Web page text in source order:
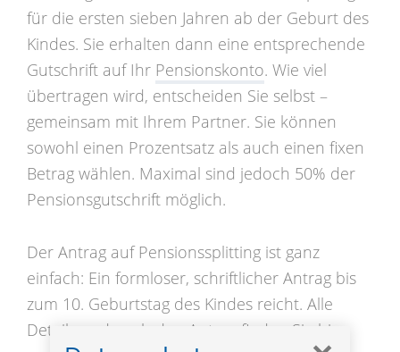
für die ersten sieben Jahren ab der Geburt des
Kindes. Sie erhalten dann eine entsprechende
Gutschrift auf Ihr Pensionskonto. Wie viel
übertragen wird, entscheiden Sie selbst –
gemeinsam mit Ihrem Partner. Sie können
sowohl einen Prozentsatz als auch einen fixen
Betrag wählen. Maximal sind jedoch 50% der
Pensionsgutschrift möglich.
Der Antrag auf Pensionssplitting ist ganz
einfach: Ein formloser, schriftlicher Antrag bis
zum 10. Geburtstag des Kindes reicht. Alle
Details und auch den Antrag finden Sie hier